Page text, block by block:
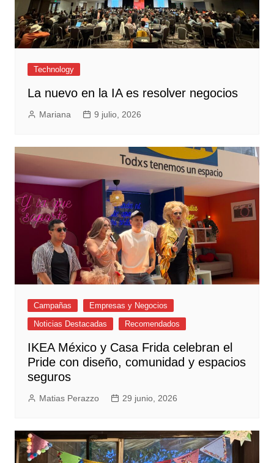
Technology
La nuevo en la IA es resolver negocios
Mariana 9 julio, 2026
Campañas
Empresas y Negocios
Noticias Destacadas
Recomendados
IKEA México y Casa Frida celebran el
Pride con diseño, comunidad y espacios
seguros
Matias Perazzo 29 junio, 2026